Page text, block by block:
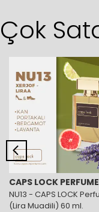
Çok
CAPS LOCK PERFUME
NU13 - CAPS LOCK
(Lira Muadili) 60 ml.